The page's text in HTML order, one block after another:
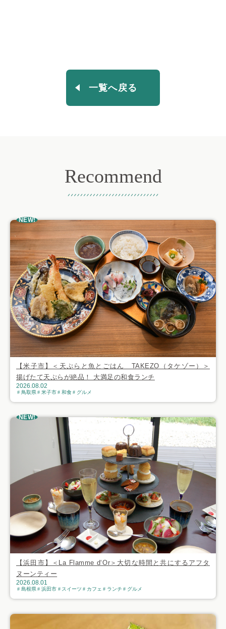
一覧へ戻る
Recommend
NEW!
【米子市】＜天ぷらと魚とごはん TAKEZO（タケゾー）＞
揚げたて天ぷらが絶品！ 大満足の和食ランチ
2026.08.02
鳥取県 米子市 和食 グルメ
NEW!
【浜田市】＜La Flamme d‘Or＞大切な時間と共にするアフタ
ヌーンティー
2026.08.01
島根県 浜田市 スイーツ カフェ ランチ グルメ